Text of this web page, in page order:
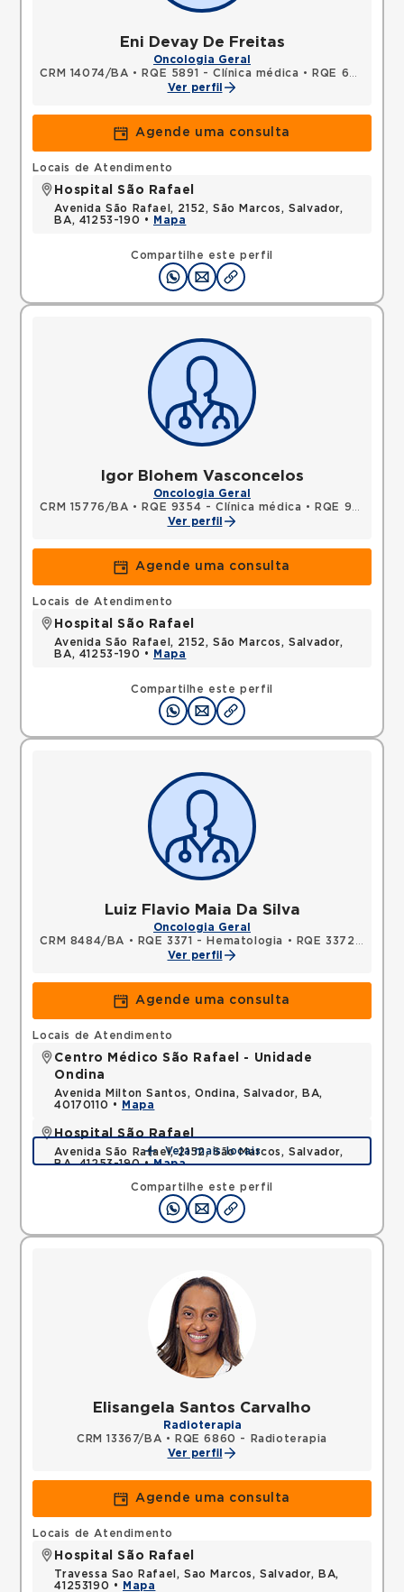
Eni Devay De Freitas
Oncologia Geral
CRM 14074/BA • RQE 5891 - Clínica médica •
RQE 6076 - Oncologia clínica
Ver perfil
Agende uma consulta
Compartilhe este perfil
Locais de Atendimento
Hospital São Rafael
Avenida São Rafael, 2152, São Marcos, Salvador,
BA, 41253-190 •
Mapa
Igor Blohem Vasconcelos
Oncologia Geral
CRM 15776/BA • RQE 9354 - Clínica médica •
RQE 9355 - Oncologia clínica
Ver perfil
Agende uma consulta
Compartilhe este perfil
Locais de Atendimento
Hospital São Rafael
Avenida São Rafael, 2152, São Marcos, Salvador,
BA, 41253-190 •
Mapa
Luiz Flavio Maia Da Silva
Oncologia Geral
CRM 8484/BA • RQE 3371 - Hematologia •
RQE 3372 - Medicina interna ou clínica médica
Ver perfil
Agende uma consulta
Compartilhe este perfil
Locais de Atendimento
Centro Médico São Rafael - Unidade
Ondina
Avenida Milton Santos, Ondina, Salvador, BA,
40170110 •
Mapa
Hospital São Rafael
Avenida São Rafael, 2152, São Marcos, Salvador,
BA, 41253-190 •Mapa
Veja mais locais
Elisangela Santos Carvalho
Radioterapia
CRM 13367/BA •
RQE 6860 - Radioterapia
Ver perfil
Agende uma consulta
Locais de Atendimento
Hospital São Rafael
Travessa Sao Rafael, Sao Marcos, Salvador, BA,
41253190 •
Mapa